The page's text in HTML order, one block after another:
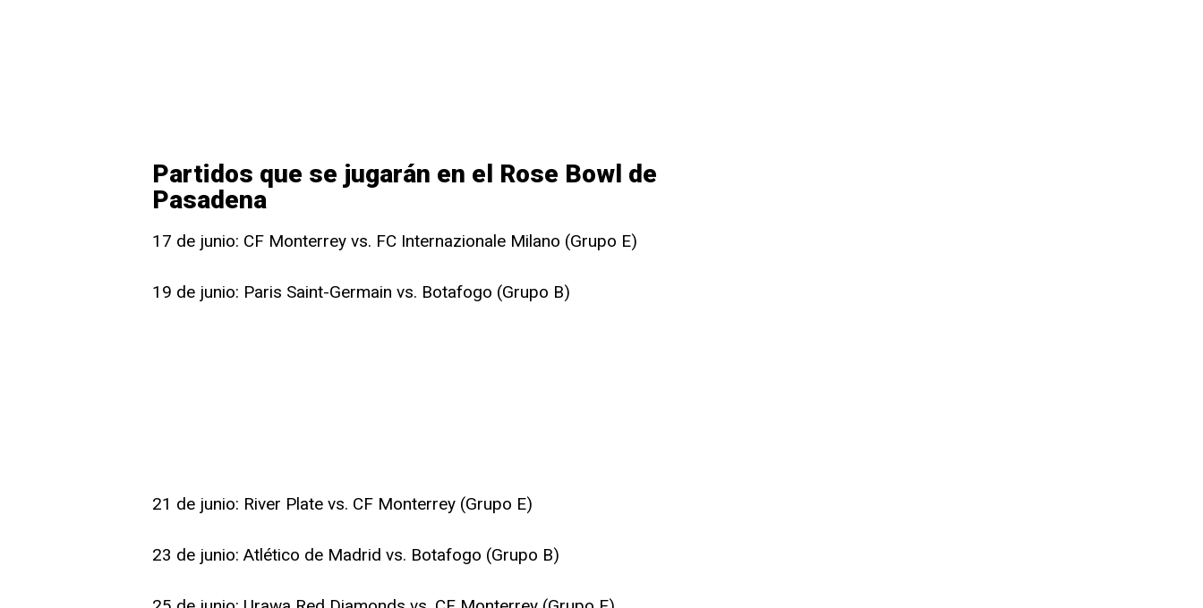
Partidos que se jugarán en el Rose Bowl de
Pasadena
17 de junio: CF Monterrey vs. FC Internazionale Milano (Grupo E)
19 de junio: Paris Saint-Germain vs. Botafogo (Grupo B)
21 de junio: River Plate vs. CF Monterrey (Grupo E)
23 de junio: Atlético de Madrid vs. Botafogo (Grupo B)